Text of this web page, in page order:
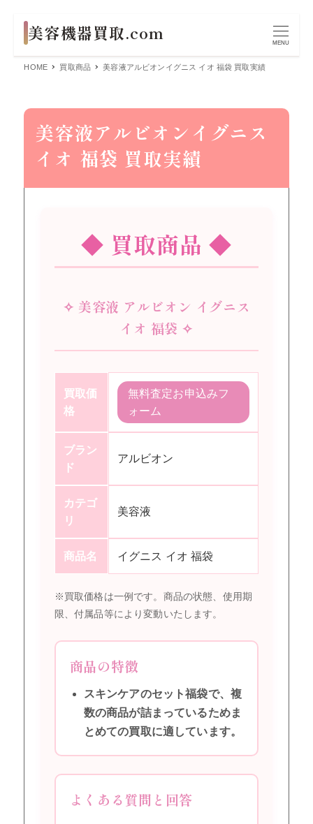
MENU
HOME 買取商品 美容液アルビオンイグニス イオ 福袋 買取実績
美容液アルビオンイグニス
イオ 福袋 買取実績
◆ 買取商品 ◆
✧ 美容液 アルビオン イグニス
イオ 福袋 ✧
買取価
格
無料査定お申込みフ
ォーム
ブラン
ド
アルビオン
カテゴ
リ
美容液
商品名 イグニス イオ 福袋
※買取価格は一例です。商品の状態、使用期
限、付属品等により変動いたします。
商品の特徴
スキンケアのセット福袋で、複
数の商品が詰まっているためま
とめての買取に適しています。
よくある質問と回答